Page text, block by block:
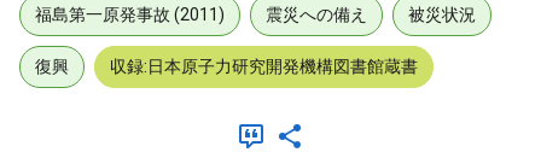
福島第一原発事故 (2011) 震災への備え 被災状況
復興 収録:日本原子力研究開発機構図書館蔵書